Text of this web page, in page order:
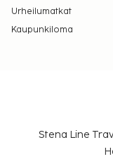
Urheilumatkat
Kaupunkiloma
Stena Line